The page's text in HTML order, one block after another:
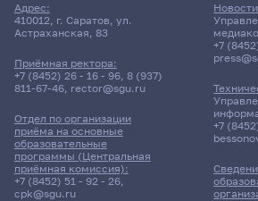
Адрес:
410012, г. Саратов, ул.
Астраханская, 83
Приёмная ректора:
+7 (8452) 26 - 16 - 96, 8 (937)
811-67-46, rector@sgu.ru
Отдел по организации
приёма на основные
образовательные
программы (Центральная
приёмная комиссия):
+7 (8452) 51 - 92 - 26,
cpk@sgu.ru
+7
+7